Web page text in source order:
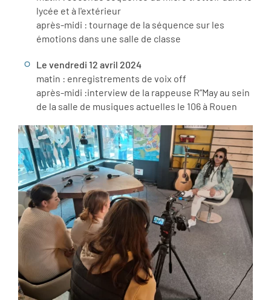
lycée et à l'extérieur
après-midi : tournage de la séquence sur les
émotions dans une salle de classe
Le vendredi 12 avril 2024
matin : enregistrements de voix off
après-midi :interview de la rappeuse R”May au sein
de la salle de musiques actuelles le 106 à Rouen